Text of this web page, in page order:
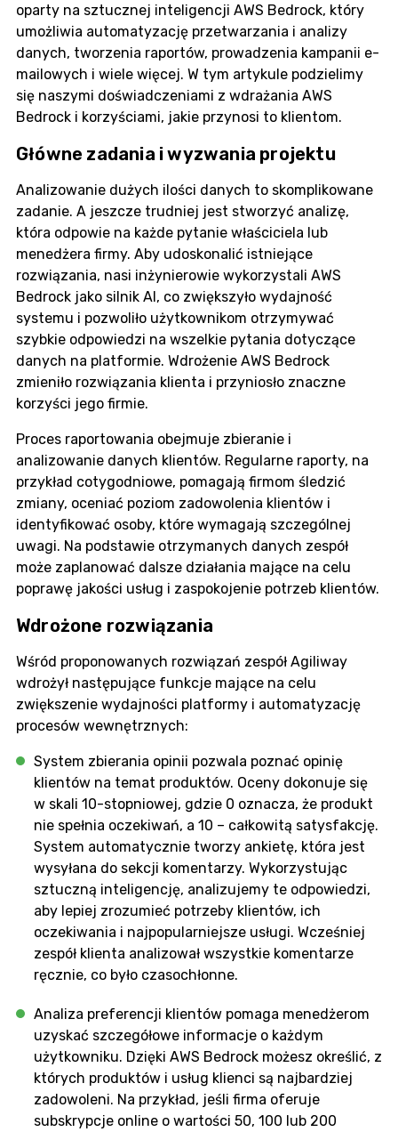
oparty na sztucznej inteligencji AWS Bedrock, który
umożliwia automatyzację przetwarzania i analizy
danych, tworzenia raportów, prowadzenia kampanii e-
mailowych i wiele więcej. W tym artykule podzielimy
się naszymi doświadczeniami z wdrażania AWS
Bedrock i korzyściami, jakie przynosi to klientom.
Główne zadania i wyzwania projektu
Analizowanie dużych ilości danych to skomplikowane
zadanie. A jeszcze trudniej jest stworzyć analizę,
która odpowie na każde pytanie właściciela lub
menedżera firmy. Aby udoskonalić istniejące
rozwiązania, nasi inżynierowie wykorzystali AWS
Bedrock jako silnik AI, co zwiększyło wydajność
systemu i pozwoliło użytkownikom otrzymywać
szybkie odpowiedzi na wszelkie pytania dotyczące
danych na platformie. Wdrożenie AWS Bedrock
zmieniło rozwiązania klienta i przyniosło znaczne
korzyści jego firmie.
Proces raportowania obejmuje zbieranie i
analizowanie danych klientów. Regularne raporty, na
przykład cotygodniowe, pomagają firmom śledzić
zmiany, oceniać poziom zadowolenia klientów i
identyfikować osoby, które wymagają szczególnej
uwagi. Na podstawie otrzymanych danych zespół
może zaplanować dalsze działania mające na celu
poprawę jakości usług i zaspokojenie potrzeb klientów.
Wdrożone rozwiązania
Wśród proponowanych rozwiązań zespół Agiliway
wdrożył następujące funkcje mające na celu
zwiększenie wydajności platformy i automatyzację
procesów wewnętrznych:
System zbierania opinii pozwala poznać opinię
klientów na temat produktów. Oceny dokonuje się
w skali 10-stopniowej, gdzie 0 oznacza, że ​​produkt
nie spełnia oczekiwań, a 10 – całkowitą satysfakcję.
System automatycznie tworzy ankietę, która jest
wysyłana do sekcji komentarzy. Wykorzystując
sztuczną inteligencję, analizujemy te odpowiedzi,
aby lepiej zrozumieć potrzeby klientów, ich
oczekiwania i najpopularniejsze usługi. Wcześniej
zespół klienta analizował wszystkie komentarze
ręcznie, co było czasochłonne.
Analiza preferencji klientów pomaga menedżerom
uzyskać szczegółowe informacje o każdym
użytkowniku. Dzięki AWS Bedrock możesz określić, z
których produktów i usług klienci są najbardziej
zadowoleni. Na przykład, jeśli firma oferuje
subskrypcje online o wartości 50, 100 lub 200